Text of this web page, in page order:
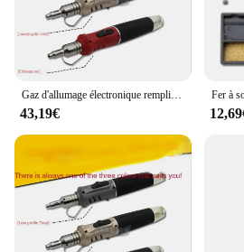
Gaz d'allumage électronique rempli, gaz de soudage, 1115K, 10 en 1
43,19€